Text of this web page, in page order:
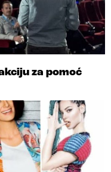
za pomoć